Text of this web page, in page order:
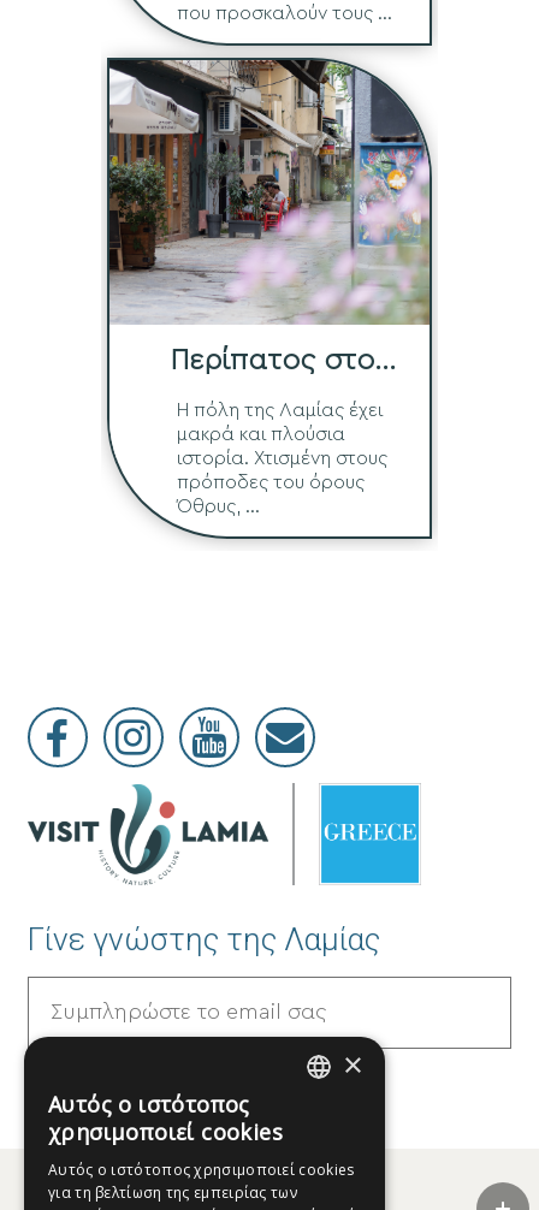
που προσκαλούν τους ...
Περίπατος στο
Ιστορικό Κέντρο
Η πόλη της Λαμίας έχει
μακρά και πλούσια
ιστορία. Χτισμένη στους
πρόποδες του όρους
Όθρυς, ...
Γίνε γνώστης της Λαμίας
GREEK
FRENCH
×
Αυτός ο ιστότοπος
χρησιμοποιεί cookies
Αυτός ο ιστότοπος χρησιμοποιεί cookies
για τη βελτίωση της εμπειρίας των